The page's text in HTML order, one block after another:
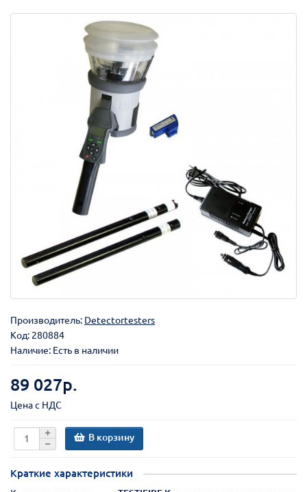
Производитель: Detectortesters
Код: 280884
Наличие: Есть в наличии
89 027р.
Цена с НДС
В корзину
Краткие характеристики